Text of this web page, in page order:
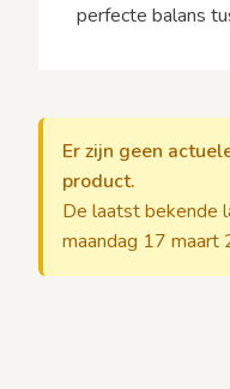
perfecte balans
Er zijn geen
product.
De laatst bekende
maandag 17 maart